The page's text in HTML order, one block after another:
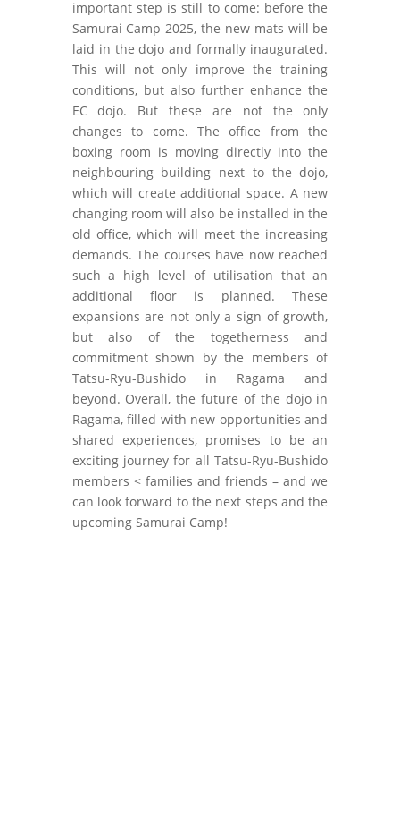
important step is still to come: before the
Samurai Camp 2025, the new mats will be
laid in the dojo and formally inaugurated.
This will not only improve the training
conditions, but also further enhance the
EC dojo. But these are not the only
changes to come. The office from the
boxing room is moving directly into the
neighbouring building next to the dojo,
which will create additional space. A new
changing room will also be installed in the
old office, which will meet the increasing
demands. The courses have now reached
such a high level of utilisation that an
additional floor is planned. These
expansions are not only a sign of growth,
but also of the togetherness and
commitment shown by the members of
Tatsu-Ryu-Bushido in Ragama and
beyond. Overall, the future of the dojo in
Ragama, filled with new opportunities and
shared experiences, promises to be an
exciting journey for all Tatsu-Ryu-Bushido
members < families and friends – and we
can look forward to the next steps and the
upcoming Samurai Camp!